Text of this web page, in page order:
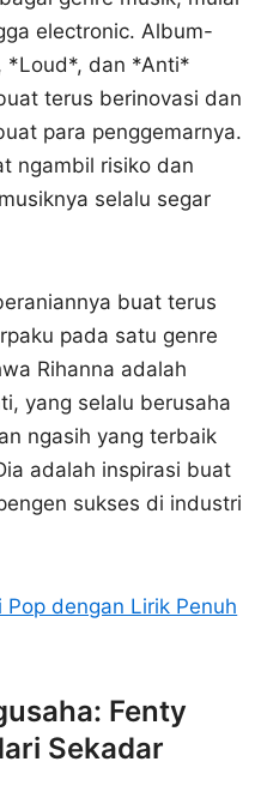
electronic. Album-
*Loud*, dan *Anti*
terus berinovasi dan
para penggemarnya.
ngambil risiko dan
selalu segar
buat terus
pada satu genre
Rihanna adalah
yang selalu berusaha
ngasih yang terbaik
adalah inspirasi buat
sukses di industri
dengan Lirik Penuh
Fenty
Sekadar